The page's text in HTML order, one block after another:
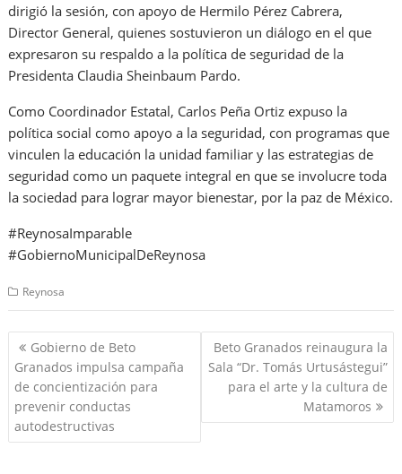
dirigió la sesión, con apoyo de Hermilo Pérez Cabrera,
Director General, quienes sostuvieron un diálogo en el que
expresaron su respaldo a la política de seguridad de la
Presidenta Claudia Sheinbaum Pardo.
Como Coordinador Estatal, Carlos Peña Ortiz expuso la
política social como apoyo a la seguridad, con programas que
vinculen la educación la unidad familiar y las estrategias de
seguridad como un paquete integral en que se involucre toda
la sociedad para lograr mayor bienestar, por la paz de México.
#ReynosaImparable
#GobiernoMunicipalDeReynosa
Reynosa
Navegación
de
entradas
Gobierno de Beto
Granados impulsa campaña
de concientización para
prevenir conductas
autodestructivas
Beto Granados reinaugura la
Sala “Dr. Tomás Urtusástegui”
para el arte y la cultura de
Matamoros